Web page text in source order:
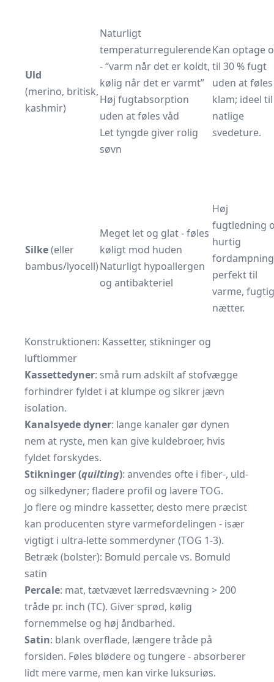
Uld
(merino, britisk,
kashmir)
Naturligt
temperaturregulerende
- “varm når det er koldt,
kølig når det er varmt”
Høj fugtabsorption
uden at føles våd
Let tyngde giver rolig
søvn
Kan optage
til 30 % fugt
uden at føles
klam; ideel til
natlige
svedeture.
Silke(eller
bambus/lyocell)
Meget let og glat - føles
køligt mod huden
Naturligt hypoallergen
og antibakteriel
Høj
fugtledning
hurtig
perfekt til
varme,
nætter.
Konstruktionen: Kassetter, stikninger og
luftlommer
Kassettedyner: små rum adskilt af stofvægge
forhindrer fyldet i at klumpe og sikrer jævn
isolation.
Kanalsyede dyner: lange kanaler gør dynen
nem at ryste, men kan give kuldebroer, hvis
fyldet forskydes.
Stikninger (quilting): anvendes ofte i fiber-, uld-
og silkedyner; fladere profil og lavere TOG.
Jo flere og mindre kassetter, desto mere præcist
kan producenten styre varmefordelingen - især
vigtigt i ultra-lette sommerdyner (TOG 1-3).
Betræk (bolster): Bomuld percale vs. Bomuld
satin
Percale: mat, tætvævet lærredsvævning > 200
tråde pr. inch (TC). Giver sprød, kølig
fornemmelse og høj åndbarhed.
Satin: blank overflade, længere tråde på
forsiden. Føles blødere og tungere - absorberer
lidt mere varme, men kan virke luksuriøs.